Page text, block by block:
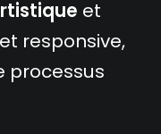
et
responsive,
processus